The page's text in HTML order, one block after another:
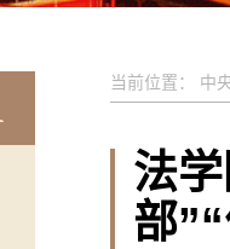
当前位置： 中
法
部